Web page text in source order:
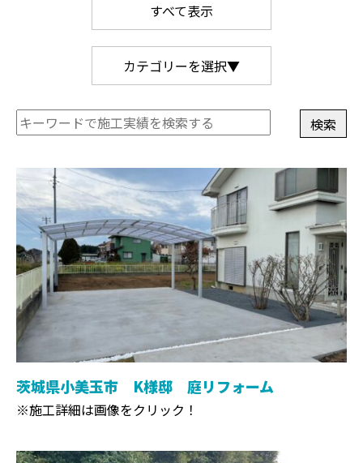
すべて表示
カテゴリーを選択▼
茨城県小美玉市 K様邸 庭リフォーム
※施工詳細は画像をクリック！